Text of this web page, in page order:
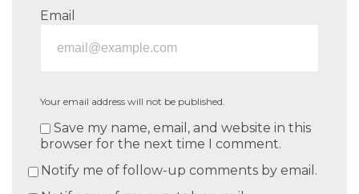
Email
Your email address will not be published.
Save my name, email, and website in this
browser for the next time I comment.
Notify me of follow-up comments by email.